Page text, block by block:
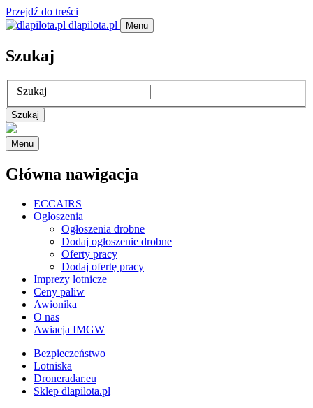
Przejdź do treści
dlapilota.pl
Menu
Szukaj
Szukaj
Menu
Główna nawigacja
ECCAIRS
Ogłoszenia
Ogłoszenia drobne
Dodaj ogłoszenie drobne
Oferty pracy
Dodaj ofertę pracy
Imprezy lotnicze
Ceny paliw
Awionika
O nas
Awiacja IMGW
Bezpieczeństwo
Lotniska
Droneradar.eu
Sklep dlapilota.pl